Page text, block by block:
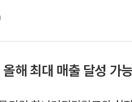
해 최대 매출 달성 가